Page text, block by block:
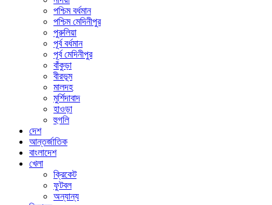
পশ্চিম বর্ধমান
পশ্চিম মেদিনীপুর
পুরুলিয়া
পূর্ব বর্ধমান
পূর্ব মেদিনীপুর
বাঁকুড়া
বীরভূম
মালদহ
মুর্শিদাবাদ
হাওড়া
হুগলি
দেশ
আন্তর্জাতিক
বাংলাদেশ
খেলা
ক্রিকেট
ফুটবল
অন্যান্য